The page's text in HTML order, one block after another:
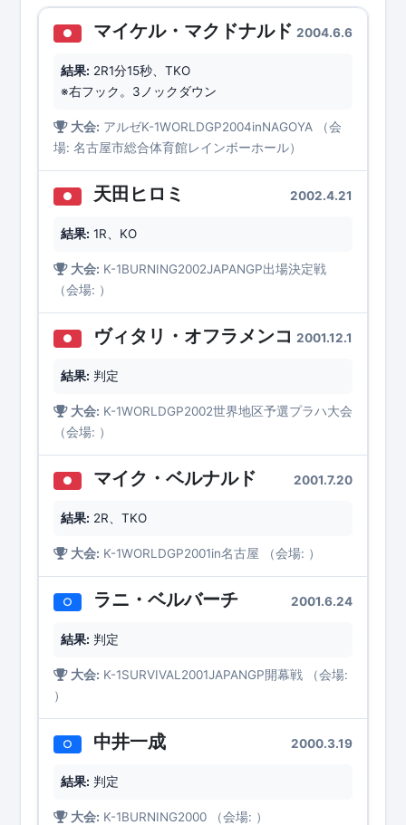
● マイケル・マクドナルド 2004.6.6
結果: 2R1分15秒、TKO
※右フック。3ノックダウン
大会: アルゼK-1WORLDGP2004inNAGOYA （会
場: 名古屋市総合体育館レインボーホール）
● 天田ヒロミ 2002.4.21
結果: 1R、KO
大会: K-1BURNING2002JAPANGP出場決定戦
（会場: ）
● ヴィタリ・オフラメンコ 2001.12.1
結果: 判定
大会: K-1WORLDGP2002世界地区予選プラハ大会
（会場: ）
● マイク・ベルナルド 2001.7.20
結果: 2R、TKO
大会: K-1WORLDGP2001in名古屋 （会場: ）
○ ラニ・ベルバーチ 2001.6.24
結果: 判定
大会: K-1SURVIVAL2001JAPANGP開幕戦 （会場:
）
○ 中井一成 2000.3.19
結果: 判定
大会: K-1BURNING2000 （会場: ）